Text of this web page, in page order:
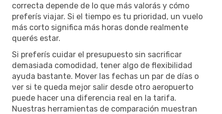
correcta depende de lo que más valorás y cómo
preferís viajar. Si el tiempo es tu prioridad, un vuelo
más corto significa más horas donde realmente
querés estar.
Si preferís cuidar el presupuesto sin sacrificar
demasiada comodidad, tener algo de flexibilidad
ayuda bastante. Mover las fechas un par de días o
ver si te queda mejor salir desde otro aeropuerto
puede hacer una diferencia real en la tarifa.
Nuestras herramientas de comparación muestran